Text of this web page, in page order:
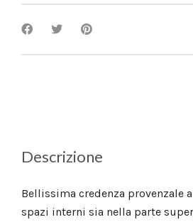
Descrizione
Bellissima credenza provenzale
spazi interni sia nella parte